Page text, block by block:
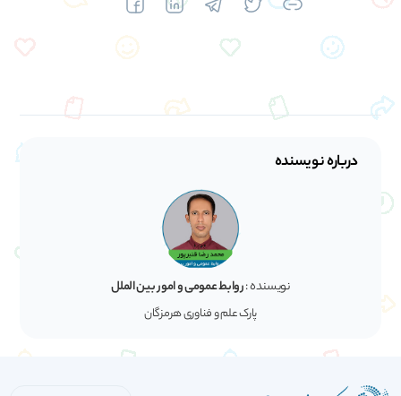
درباره نویسنده
نویسنده :روابط عمومی و امور بین الملل
پارک علم و فناوری هرمزگان